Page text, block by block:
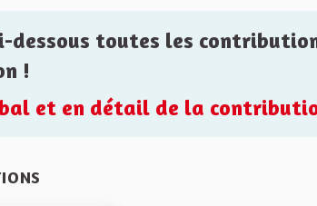
dessous toutes les
!
et en détail de la